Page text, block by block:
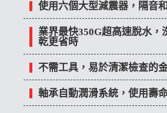
使用六個大型減震器，隔音
業界最快350G超高速脫水，
乾更省時
不需工具，易於清潔檢查的
軸承自動潤滑系統，使用壽